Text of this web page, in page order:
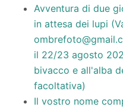
Avventura di due
in attesa dei lupi
ombrefoto
il 22/23 agosto
bivacco e all'alba
facoltativa)
Il vostro nome